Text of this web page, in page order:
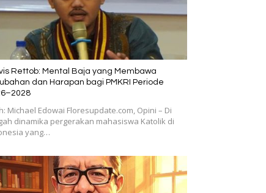
Rettob: Mental Baja yang Membawa
dan Harapan bagi PMKRI Periode
Michael Edowai Floresupdate.com, Opini – Di
dinamika pergerakan mahasiswa Katolik di
yang…